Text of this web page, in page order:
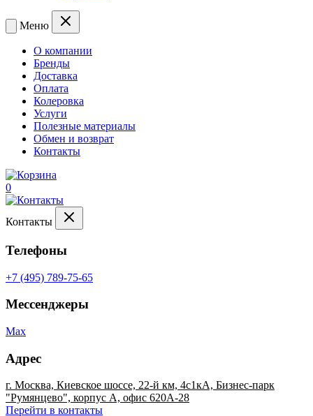
Меню
О компании
Бренды
Доставка
Оплата
Колеровка
Услуги
Полезные материалы
Обмен и возврат
Контакты
0
Контакты
Телефоны
+7 (495) 789-75-65
Мессенджеры
Max
Адрес
г. Москва, Киевское шоссе, 22-й км, 4с1кА, Бизнес-парк
"Румянцево", корпус А, офис 620А-28
Перейти в контакты